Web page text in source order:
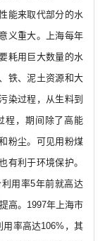
能来取代部分的水
义重大。上海每年
耗用巨大数量的水
铁、泥土资源和大
染过程，从生料到
程，期间除了高能
粉尘。可见用粉煤
有利于环境保护。
用率5年前就高达
高。1997年上海市
用率高达106%，其